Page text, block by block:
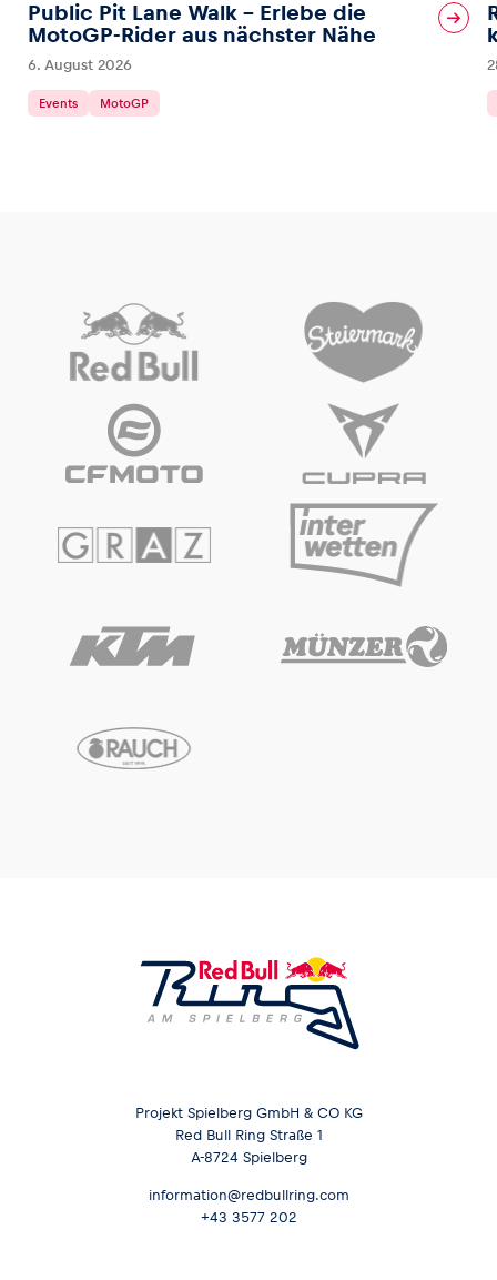
Public Pit Lane Walk – Erlebe die
MotoGP-Rider aus nächster Nähe
6. August 2026
Events MotoGP
Projekt Spielberg GmbH & CO KG
Red Bull Ring Straße 1
A-8724 Spielberg
information@redbullring.com
+43 3577 202